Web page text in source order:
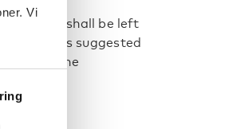
Vi
disability shall be left
presents suggested
the